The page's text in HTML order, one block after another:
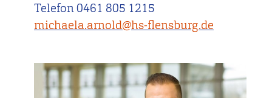
Telefon 0461 805 1215
michaela.arnold@hs-flensburg.de